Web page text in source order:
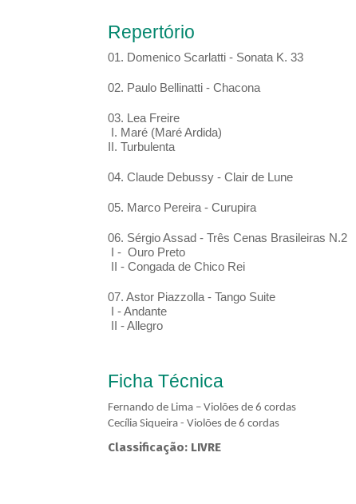
Repertório
01. Domenico Scarlatti - Sonata K. 33
02. Paulo Bellinatti - Chacona
03. Lea Freire
I. Maré (Maré Ardida)
II. Turbulenta
04. Claude Debussy - Clair de Lune
05. Marco Pereira - Curupira
06. Sérgio Assad - Três Cenas Brasileiras N.2
I - Ouro Preto
II - Congada de Chico Rei
07. Astor Piazzolla - Tango Suite
I - Andante
II - Allegro
Ficha Técnica
Fernando de Lima – Violões de 6 cordas
Cecília Siqueira - Violões de 6 cordas
Classificação: LIVRE